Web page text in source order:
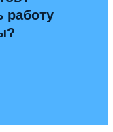
работу